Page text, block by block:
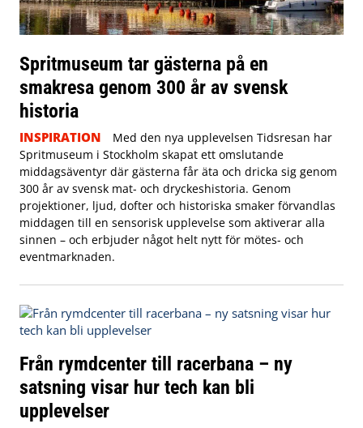
Spritmuseum tar gästerna på en
smakresa genom 300 år av svensk
historia
INSPIRATION
Med den nya upplevelsen Tidsresan har
Spritmuseum i Stockholm skapat ett omslutande
middagsäventyr där gästerna får äta och dricka sig genom
300 år av svensk mat- och dryckeshistoria. Genom
projektioner, ljud, dofter och historiska smaker förvandlas
middagen till en sensorisk upplevelse som aktiverar alla
sinnen – och erbjuder något helt nytt för mötes- och
eventmarknaden.
Från rymdcenter till racerbana – ny
satsning visar hur tech kan bli
upplevelser